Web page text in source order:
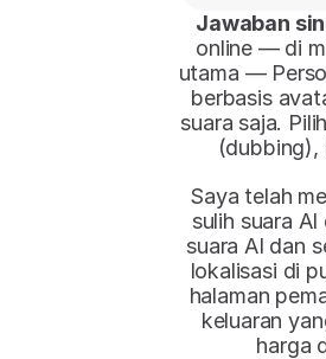
Jawaban
online — di
utama —
berbasis
suara saja.
(dubbing),
Saya telah
sulih suara
suara AI dan
lokalisasi di
halaman
keluaran
harga